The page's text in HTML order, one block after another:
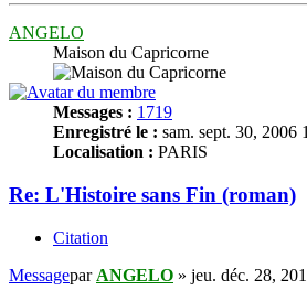
ANGELO
Maison du Capricorne
Messages : 1719
Enregistré le : sam. sept. 30, 2006
Localisation : PARIS
Re: L'Histoire sans Fin (roman)
Citation
Messagepar ANGELO » jeu. déc. 28,